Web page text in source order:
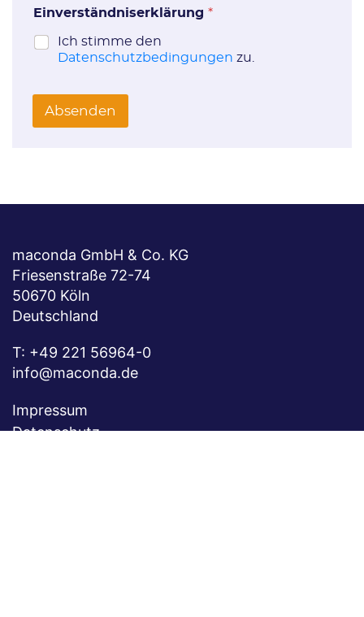
Einverständniserklärung *
Ich stimme den
Datenschutzbedingungen zu.
Absenden
maconda GmbH & Co. KG
Friesenstraße 72-74
50670 Köln
Deutschland
T: +49 221 56964-0
info@maconda.de
Impressum
Datenschutz